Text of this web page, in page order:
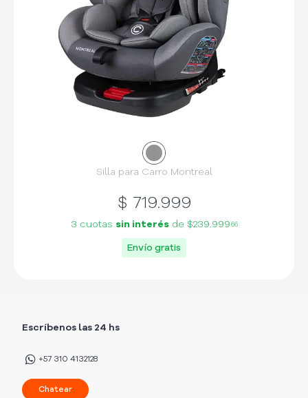
Silla para Carro Montreal
$ 719.999
3 cuotas sin interésde $239.999 66
Envío gratis
Escríbenos las 24 hs
+57 310 4132128
Chatear